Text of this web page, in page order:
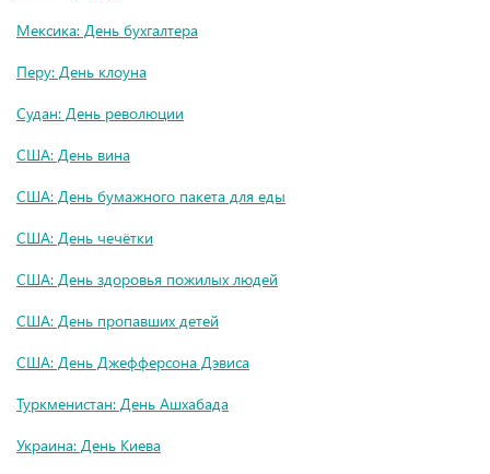
Мексика: День бухгалтера
Перу: День клоуна
Судан: День революции
США: День вина
США: День бумажного пакета для еды
США: День чечётки
США: День здоровья пожилых людей
США: День пропавших детей
США: День Джефферсона Дэвиса
Туркменистан: День Ашхабада
Украина: День Киева